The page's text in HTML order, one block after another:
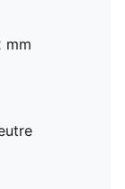
mm